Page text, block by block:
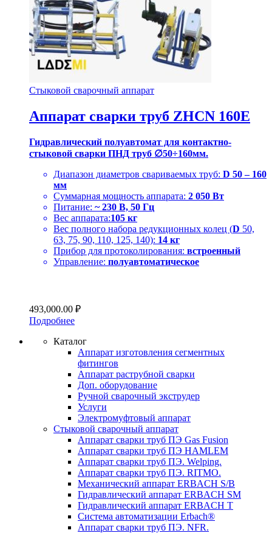
Стыковой сварочный аппарат
Аппарат сварки труб ZHCN 160E
Гидравлический полуавтомат для контактно-
стыковой сварки ПНД труб ∅50÷160мм.
Диапазон диаметров свариваемых труб: D 50 – 160
мм
Суммарная мощность аппарата: 2 050 Вт
Питание: ~ 230 В, 50 Гц
Вес аппарата:105 кг
Вес полного набора редукционных колец (D 50,
63, 75, 90, 110, 125, 140): 14 кг
Прибор для протоколирования: встроенный
Управление: полуавтоматическое
493,000.00 ₽
Подробнее
Каталог
Аппарат изготовления сегментных
фитингов
Аппарат раструбной сварки
Доп. оборудование
Ручной сварочный экструдер
Услуги
Электромуфтовый аппарат
Стыковой сварочный аппарат
Аппарат сварки труб ПЭ Gas Fusion
Аппарат сварки труб ПЭ HAMLEM
Аппарат сварки труб ПЭ. Welping.
Аппарат сварки труб ПЭ. RITMO.
Механический аппарат ERBACH S/B
Гидравлический аппарат ERBACH SM
Гидравлический аппарат ERBACH T
Система автоматизации Erbach®
Аппарат сварки труб ПЭ. NFR.